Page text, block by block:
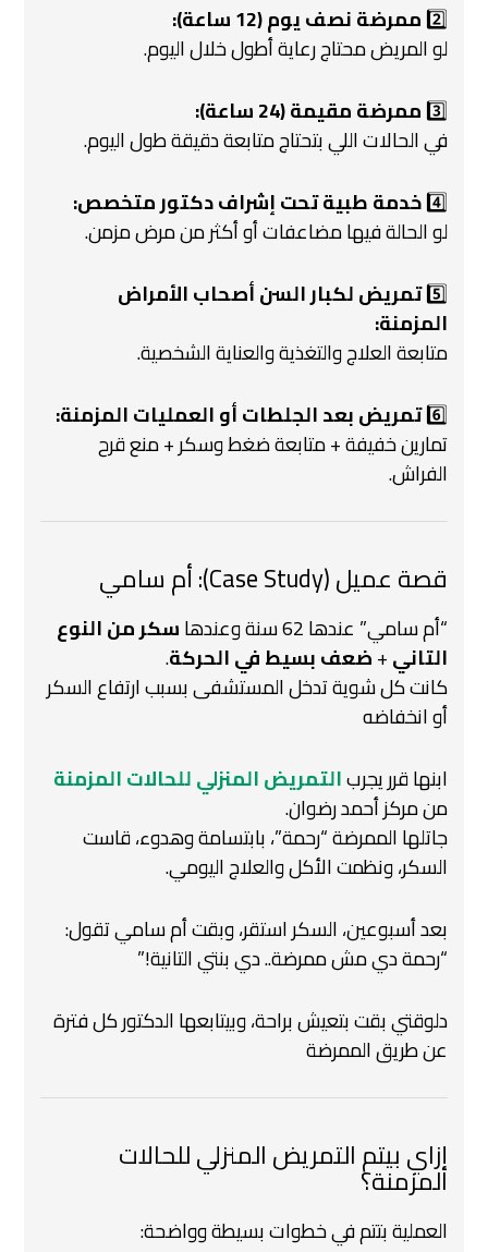
2️⃣ممرضة نصف يوم (12 ساعة):
لو المريض محتاج رعاية أطول خلال اليوم.
3️⃣ممرضة مقيمة (24 ساعة):
في الحالات اللي بتحتاج متابعة دقيقة طول اليوم.
4️⃣خدمة طبية تحت إشراف دكتور متخصص:
لو الحالة فيها مضاعفات أو أكثر من مرض مزمن.
5️⃣تمريض لكبار السن أصحاب الأمراض
المزمنة:
متابعة العلاج والتغذية والعناية الشخصية.
6️⃣تمريض بعد الجلطات أو العمليات المزمنة:
تمارين خفيفة + متابعة ضغط وسكر + منع قرح
الفراش.
قصة عميل (Case Study): أم سامي
“أم سامي” عندها 62 سنة وعندها
سكر من النوع
التاني+ضعف بسيط في الحركة.
كانت كل شوية تدخل المستشفى بسبب ارتفاع السكر
أو انخفاضه
ابنها قرر يجربالتمريض المنزلي للحالات المزمنة
من مركز أحمد رضوان.
جاتلها الممرضة “رحمة”،بابتسامة وهدوء، قاست
السكر، ونظمت الأكل والعلاج اليومي.
بعد أسبوعين، السكر استقر، وبقت أم سامي تقول:
“رحمة دي مش ممرضة.. دي بنتي التانية!”
دلوقتي بقت بتعيش براحة،وبيتابعها الدكتور كل فترة
عن طريق الممرضة
إزاي بيتم التمريض المنزلي للحالات
المزمنة؟
العملية بتتم في خطوات بسيطة وواضحة: